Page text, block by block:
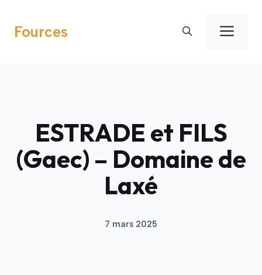
contenu
Fources
ESTRADE et FILS
(Gaec) – Domaine de
Laxé
7 mars 2025